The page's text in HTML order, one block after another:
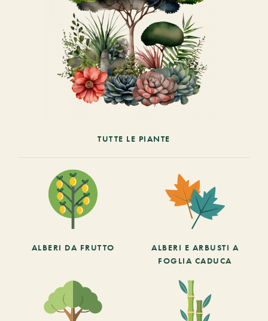
TUTTE LE PIANTE
ALBERI DA FRUTTO
ALBERI E ARBUSTI A
FOGLIA CADUCA